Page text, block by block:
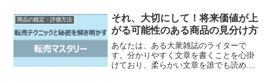
いて解説しています。中古品の価値を見
つけるためには、鑑定が必...
商品の鑑定・評価方法
それ、大切にして！将来価値が上
がる可能性のある商品の見分け方
あなたは、ある大衆雑誌のライターで
す。分かりやすく文章を書くことを心掛
けており、柔らかい文章を誰でも読める